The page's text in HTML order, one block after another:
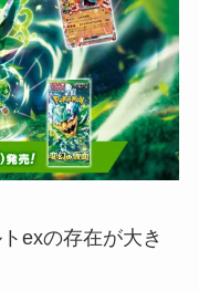
exの存在が大き